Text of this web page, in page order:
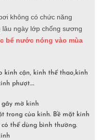
không có chức năng
ngày lớp chống sương
bể nước nóng vào mùa
kính cận, kính thể thao,kính
phượt….
mờ kính
trong của kính. Bề mặt kính
thể dùng bình thường.